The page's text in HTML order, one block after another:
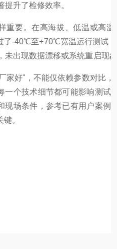
升了检修效率。
重要。在高海拔、低温或高
了-40℃至+70℃宽温运行测试
未出现数据漂移或系统重启现
家好"，不能仅依赖参数对比
一个技术细节都可能影响测
现场条件，参考已有用户案
。